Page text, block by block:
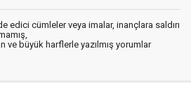
edici cümleler veya imalar, inançlara saldırı
ve büyük harflerle yazılmış yorumlar